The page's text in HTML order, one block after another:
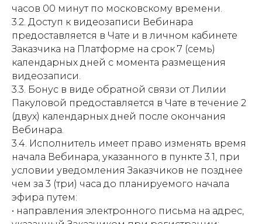
часов 00 минут по московскому времени.
3.2. Доступ к видеозаписи Вебинара
предоставляется в Чате и в личном кабинете
Заказчика на Платформе на срок 7 (семь)
календарных дней с момента размещения
видеозаписи.
3.3. Бонус в виде обратной связи от Лилии
Пакуловой предоставляется в Чате в течение 2
(двух) календарных дней после окончания
Вебинара.
3.4. Исполнитель имеет право изменять время
начала Вебинара, указанного в пункте 3.1, при
условии уведомления Заказчиков не позднее
чем за 3 (три) часа до планируемого начала
эфира путем:
• направления электронного письма на адрес,